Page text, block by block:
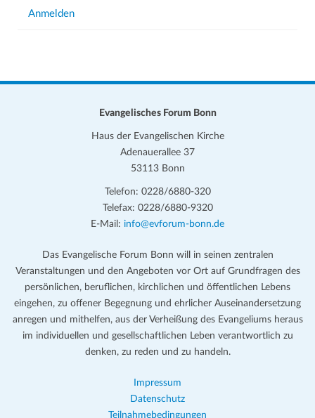
Anmelden
Evangelisches Forum Bonn
Haus der Evangelischen Kirche
Adenauerallee 37
53113 Bonn
Telefon: 0228/6880-320
Telefax: 0228/6880-9320
E-Mail: info@evforum-bonn.de
Das Evangelische Forum Bonn will in seinen zentralen
Veranstaltungen und den Angeboten vor Ort auf Grundfragen des
persönlichen, beruflichen, kirchlichen und öffentlichen Lebens
eingehen, zu offener Begegnung und ehrlicher Auseinandersetzung
anregen und mithelfen, aus der Verheißung des Evangeliums heraus
im individuellen und gesellschaftlichen Leben verantwortlich zu
denken, zu reden und zu handeln.
Impressum
Datenschutz
Teilnahmebedingungen